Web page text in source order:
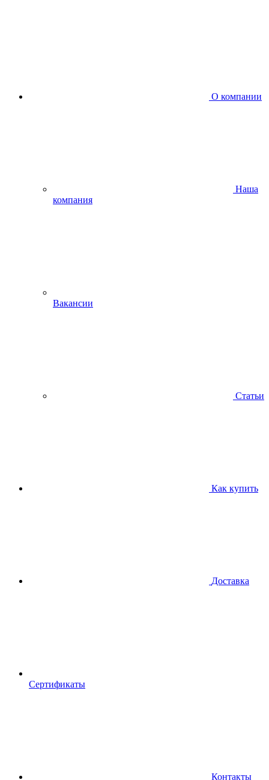
О компании
Наша
компания
Вакансии
Статьи
Как купить
Доставка
Сертификаты
Контакты